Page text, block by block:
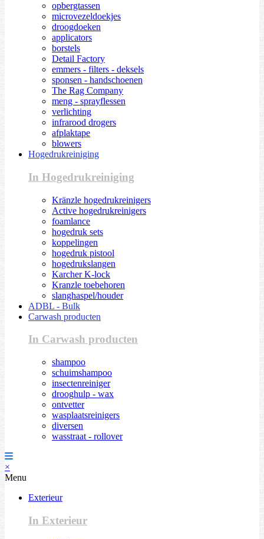
opbergtassen
microvezeldoekjes
droogdoeken
applicators
borstels
Detail Factory
emmers - filters - deksels
sponsen - handschoenen
The Rag Company
meng - sprayflessen
verlichting
infrarood drogers
afplaktape
blowers
Hogedrukreiniging
In Hogedrukreiniging
Kränzle hogedrukreinigers
Active hogedrukreinigers
foamlance
hogedruk sets
koppelingen
hogedruk pistool
hogedrukslangen
Karcher K-lock
Kranzle toebehoren
slanghaspel/houder
ADBL - Bulk
Carwash producten
In Carwash producten
shampoo
schuimshampoo
insectenreiniger
drooghulp - wax
ontvetter
wasplaatsreinigers
diversen
wasstraat - rollover
×
Menu
Exterieur
In Exterieur